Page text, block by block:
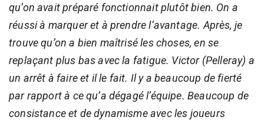
qu’on avait préparé fonctionnait plutôt bien. On a
réussi à marquer et à prendre l’avantage. Après, je
trouve qu’on a bien maîtrisé les choses, en se
replaçant plus bas avec la fatigue. Victor (Pelleray) a
un arrêt à faire et il le fait. Il y a beaucoup de fierté
par rapport à ce qu’a dégagé l’équipe. Beaucoup de
consistance et de dynamisme avec les joueurs